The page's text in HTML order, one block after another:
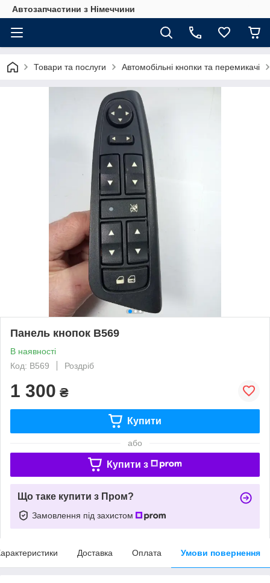
Автозапчастини з Німеччини
Товари та послуги Автомобільні кнопки та перемикачі
Панель кнопок B569
В наявності
Код: B569
Роздріб
1 300 ₴
Купити
або
Купити з
Що таке купити з Пром?
Замовлення під захистом
Доставка Оплата Умови повернення